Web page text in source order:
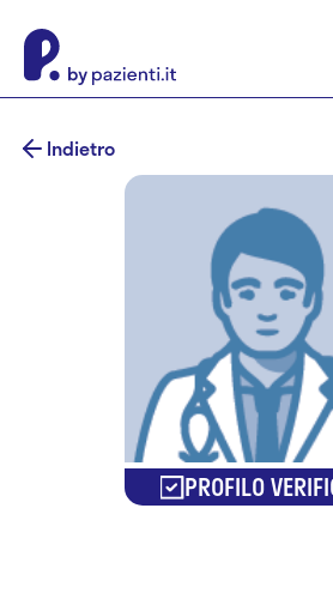
Indietro
PROFILO